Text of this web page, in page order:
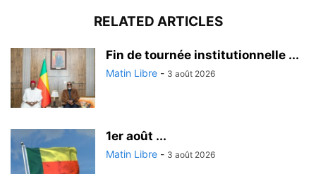
RELATED ARTICLES
Fin de tournée institutionnelle ...
Matin Libre - 3 août 2026
1er août ...
Matin Libre - 3 août 2026